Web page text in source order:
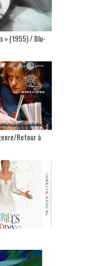
» (1955) / Blu-
Retour à